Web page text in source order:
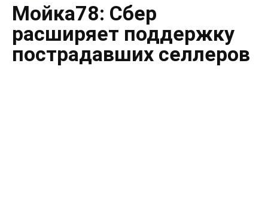
Мойка78: Сбер
расширяет поддержку
пострадавших селлеров